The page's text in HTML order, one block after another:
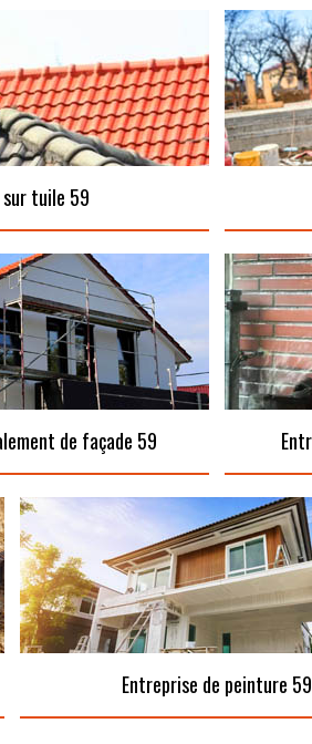
tuile 59
de façade 59
Entreprise de peinture 59